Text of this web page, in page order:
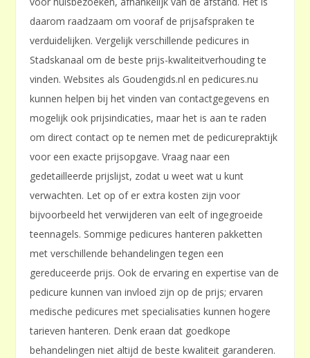
daarom raadzaam om vooraf de prijsafspraken te
verduidelijken. Vergelijk verschillende pedicures in
Stadskanaal om de beste prijs-kwaliteitverhouding te
vinden. Websites als Goudengids.nl en pedicures.nu
kunnen helpen bij het vinden van contactgegevens en
mogelijk ook prijsindicaties, maar het is aan te raden
om direct contact op te nemen met de pedicurepraktijk
voor een exacte prijsopgave. Vraag naar een
gedetailleerde prijslijst, zodat u weet wat u kunt
verwachten. Let op of er extra kosten zijn voor
bijvoorbeeld het verwijderen van eelt of ingegroeide
teennagels. Sommige pedicures hanteren pakketten
met verschillende behandelingen tegen een
gereduceerde prijs. Ook de ervaring en expertise van de
pedicure kunnen van invloed zijn op de prijs; ervaren
medische pedicures met specialisaties kunnen hogere
tarieven hanteren. Denk eraan dat goedkope
behandelingen niet altijd de beste kwaliteit garanderen.